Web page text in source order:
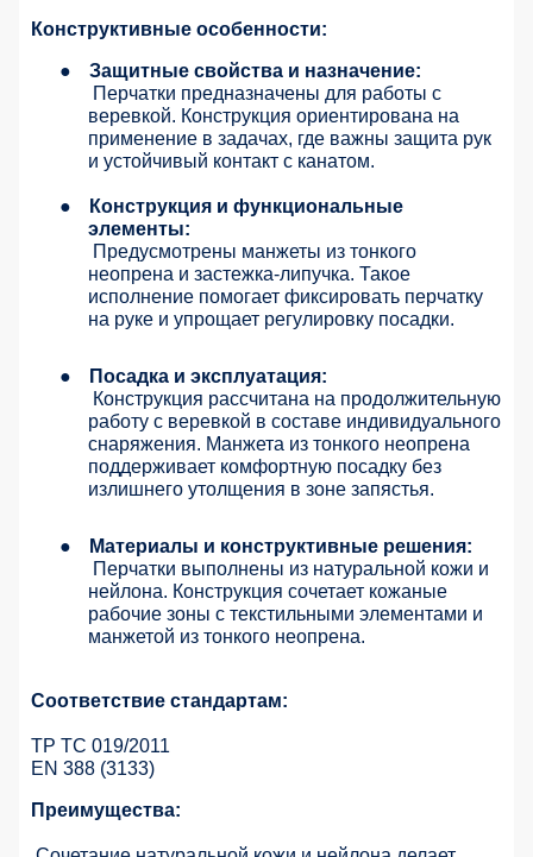
Конструктивные особенности:
●
Защитные свойства и назначение:
Перчатки предназначены для работы с
веревкой. Конструкция ориентирована на
применение в задачах, где важны защита рук
и устойчивый контакт с канатом.
●
Конструкция и функциональные
элементы:
Предусмотрены манжеты из тонкого
неопрена и застежка-липучка. Такое
исполнение помогает фиксировать перчатку
на руке и упрощает регулировку посадки.
●
Посадка и эксплуатация:
Конструкция рассчитана на продолжительную
работу с веревкой в составе индивидуального
снаряжения. Манжета из тонкого неопрена
поддерживает комфортную посадку без
излишнего утолщения в зоне запястья.
●
Материалы и конструктивные решения:
Перчатки выполнены из натуральной кожи и
нейлона. Конструкция сочетает кожаные
рабочие зоны с текстильными элементами и
манжетой из тонкого неопрена.
Соответствие стандартам:
ТР ТС 019/2011
EN 388 (3133)
Преимущества: